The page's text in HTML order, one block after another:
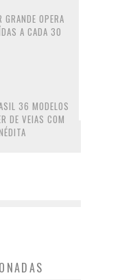
OPERA
A CADA 30
36 MODELOS
DE VEIAS COM